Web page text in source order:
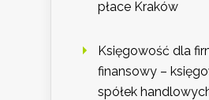
płace Kraków
Księgowość dla
finansowy –
spółek